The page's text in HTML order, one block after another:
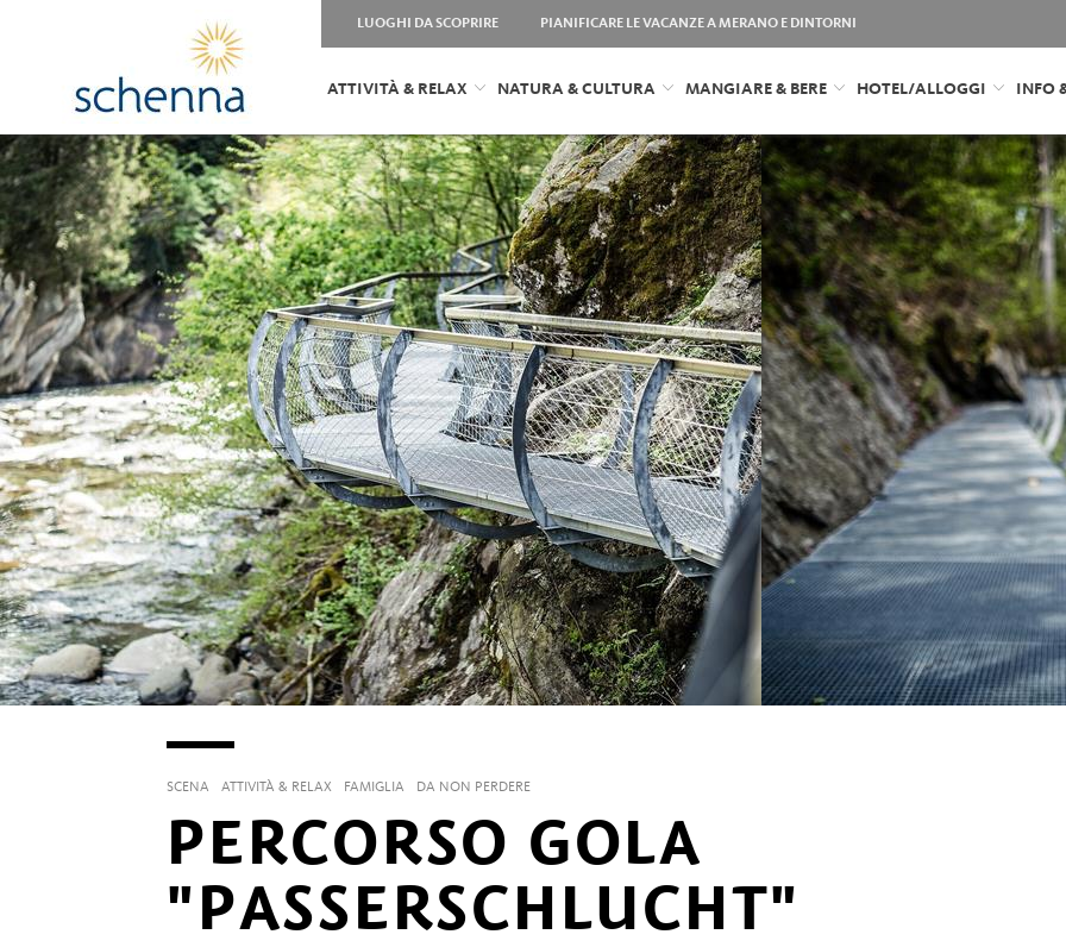
LUOGHI DA SCOPRIRE PIANIFICARE LE VACANZE A MERANO E DINTORNI
ATTIVITÀ & RELAX NATURA & CULTURA MANGIARE & BERE HOTEL/ALLOGGI INFO
SCENA ATTIVITÀ & RELAX FAMIGLIA DA NON PERDERE
PERCORSO GOLA
"PASSERSCHLUCHT"